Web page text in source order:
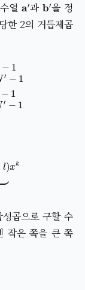
열 과
을 정
한 2의 거듭제곱
−
′−
곱으로 구할 수
작은 쪽을 큰 쪽